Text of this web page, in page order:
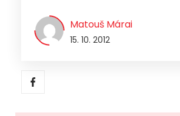
Matouš Márai
15. 10. 2012